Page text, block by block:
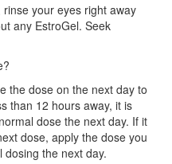
your eyes right away
any EstroGel. Seek
the dose on the next day to
than 12 hours away, it is
dose the next day. If it
dose, apply the dose you
the next day.